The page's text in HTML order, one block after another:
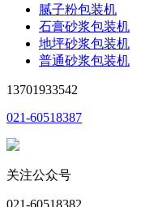
腻子粉包装机
石膏砂浆包装机
地坪砂浆包装机
普通砂浆包装机
13701933542
021-60518387
关注公众号
021-60518382